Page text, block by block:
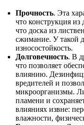
Прочность. Эта
что конструкция из
что доска из
сжимание. У такой
износостойкость.
Долговечность. В
что позволяет
влиянию.
вредителей и
микроорганизмы.
пламени и
влияниях извне:
влажности,